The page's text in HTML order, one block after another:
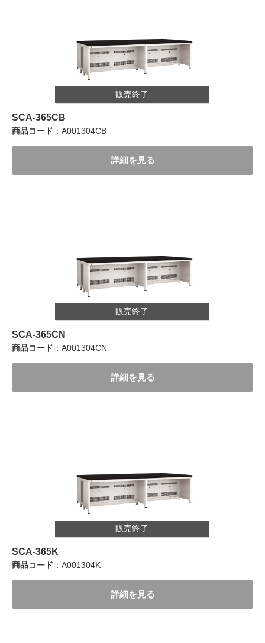
販売終了
SCA-365CB
商品コード ：A001304CB
詳細を見る
販売終了
SCA-365CN
商品コード ：A001304CN
詳細を見る
販売終了
SCA-365K
商品コード ：A001304K
詳細を見る